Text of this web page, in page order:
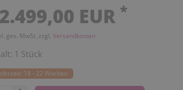
EUR *
ges. MwSt. zzgl. Versandkosten
1 Stück
18 - 22 Wochen